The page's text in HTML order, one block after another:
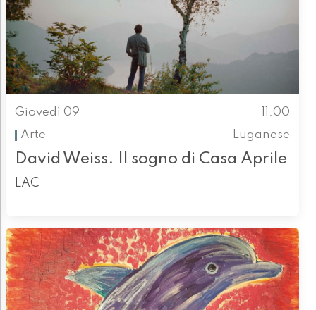
Giovedì 09
11.00
Arte
Luganese
David Weiss. Il sogno di Casa Aprile
LAC